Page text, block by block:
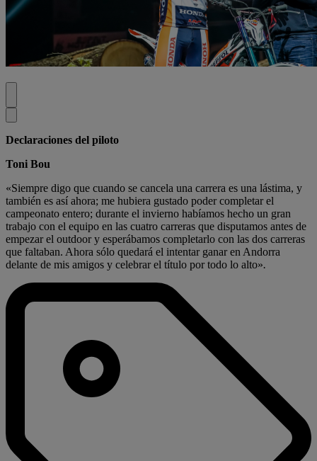
Declaraciones del piloto
Toni Bou
«Siempre digo que cuando se cancela una carrera es una lástima, y
también es así ahora; me hubiera gustado poder completar el
campeonato entero; durante el invierno habíamos hecho un gran
trabajo con el equipo en las cuatro carreras que disputamos antes de
empezar el outdoor y esperábamos completarlo con las dos carreras
que faltaban. Ahora sólo quedará el intentar ganar en Andorra
delante de mis amigos y celebrar el título por todo lo alto».